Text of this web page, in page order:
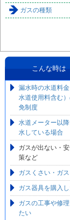
ガスの種類
こんな時は
漏水時の水道料金
水道使用料含む
免制度
水道メーター以
水している場合
ガスが出ない・
策など
ガスくさい・ガ
ガス器具を購入
ガスの工事や修
たい